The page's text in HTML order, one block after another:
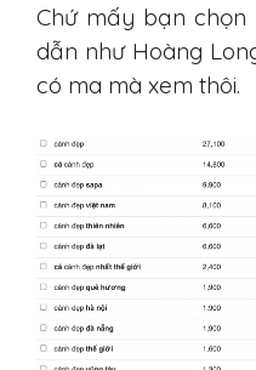
Chứ mấy bạn chọn
dẫn như Hoàng
có ma mà xem thôi.